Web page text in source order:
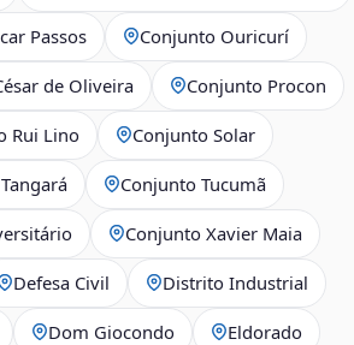
Passos Conjunto Ouricurí
de Oliveira Conjunto Procon
Rui Lino Conjunto Solar
Conjunto Tucumã
Conjunto Xavier Maia
Defesa Civil Distrito Industrial
Dom Giocondo Eldorado